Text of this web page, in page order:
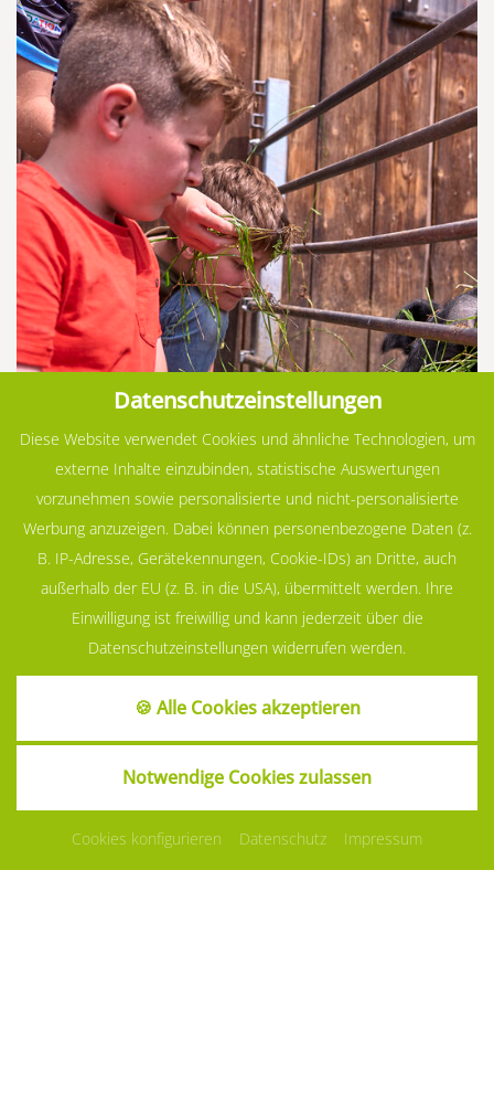
Datenschutzeinstellungen
Diese Website verwendet Cookies und ähnliche Technologien, um
externe Inhalte einzubinden, statistische Auswertungen
vorzunehmen sowie personalisierte und nicht-personalisierte
Werbung anzuzeigen. Dabei können personenbezogene Daten (z.
B. IP-Adresse, Gerätekennungen, Cookie-IDs) an Dritte, auch
außerhalb der EU (z. B. in die USA), übermittelt werden. Ihre
Einwilligung ist freiwillig und kann jederzeit über die
Datenschutzeinstellungen widerrufen werden.
🍪 Alle Cookies akzeptieren
Notwendige Cookies zulassen
Cookies konfigurieren Datenschutz Impressum